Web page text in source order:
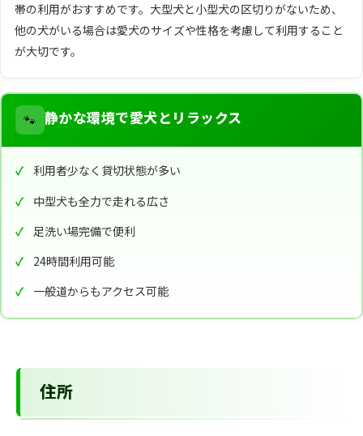
帯の利用がおすすめです。大型犬と小型犬の区切りがないため、
他の犬がいる場合は愛犬のサイズや性格を考慮して利用すること
が大切です。
🐾 静かな環境で愛犬とリラックス
利用者少なく貸切状態が多い
中型犬も全力で走れる広さ
足洗い場完備で便利
24時間利用可能
一般道からもアクセス可能
住所